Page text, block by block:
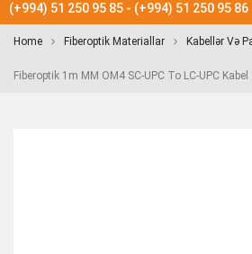
(+994) 51 250 95 85 - (+994) 51 250 95 86
Home Fiberoptik Materiallar Kabellər Və
Fiberoptik 1m MM OM4 SC-UPC To LC-UPC Kabel